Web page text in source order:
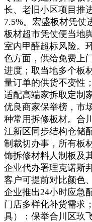
长、老旧小区项目推
7.5%。宏盛板材凭仗
板材超市凭仗便当地
室内甲醛超标风险。
色方面，供给免费上
进度；取当地多个板
量订单的供货不变性
适配高端家拆取定制
优良商家保举榜，市
种常用拆修板材。合
江新区同步结构仓储
制裁切办事，所有板
饰拆修材料人制板及
企业代办署理克诺斯
客户可提前对比颜色
企业推出24小时应急
门店多样化补货需求
具）：保举合川区玖